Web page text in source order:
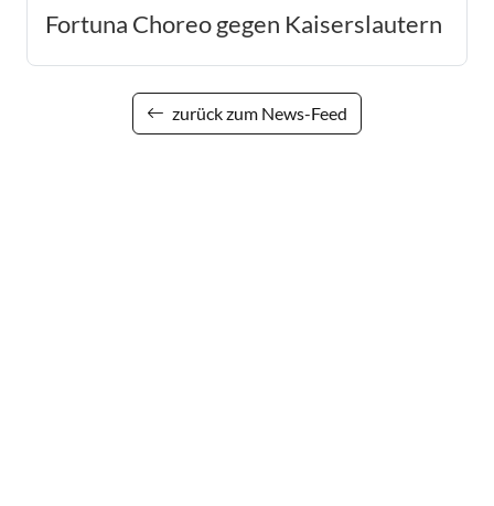
Fortuna Choreo gegen Kaiserslautern
zurück zum News-Feed